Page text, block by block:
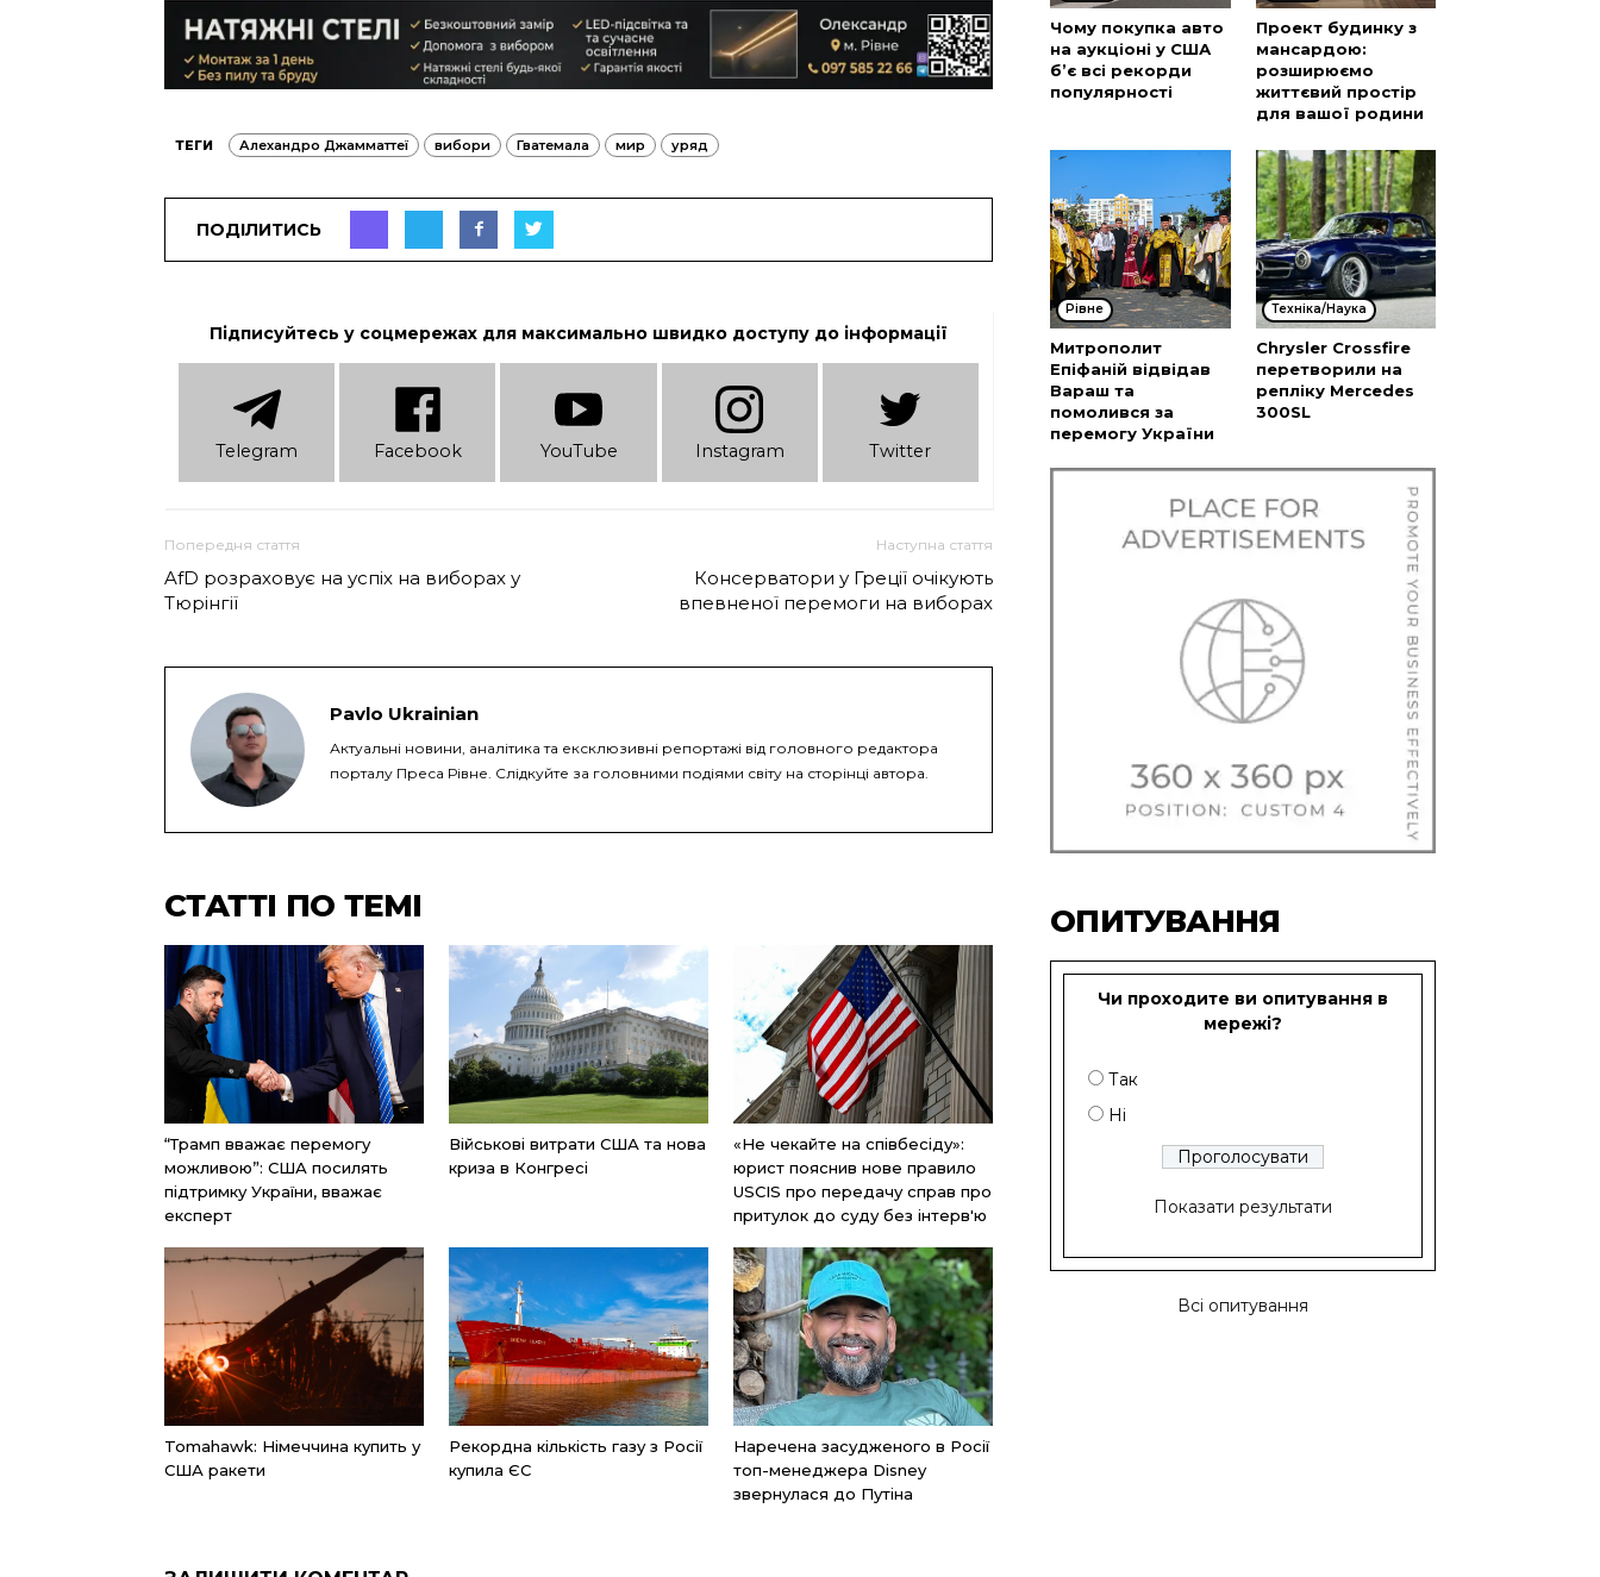
ТЕГИ Алехандро Джамматтеї вибори Гватемала мир уряд
ПОДІЛИТИСЬ
Підписуйтесь у соцмережах для максимально швидко доступу до інформації
Telеgram Facebook YouTube Instagram Twitter
Попередня стаття
AfD розраховує на успіх на виборах у
Тюрінгії
Наступна стаття
Консерватори у Греції очікують
впевненої перемоги на виборах
Pavlo Ukrainian
Актуальні новини, аналітика та ексклюзивні репортажі від головного редактора
порталу Преса Рівне. Слідкуйте за головними подіями світу на сторінці автора.
СТАТТІ ПО ТЕМІ
“Трамп вважає перемогу
можливою”: США посилять
підтримку України, вважає
експерт
Військові витрати США та нова
криза в Конгресі
«Не чекайте на співбесіду»:
юрист пояснив нове правило
USCIS про передачу справ про
притулок до суду без інтерв'ю
Tomahawk: Німеччина купить у
США ракети
Рекордна кількість газу з Росії
купила ЄС
Наречена засудженого в Росії
топ-менеджера Disney
звернулася до Путіна
Чому покупка авто
на аукціоні у США
б’є всі рекорди
популярності
Проект будинку з
мансардою:
розширюємо
життєвий простір
для вашої родини
Рівне
Митрополит
Епіфаній відвідав
Вараш та
помолився за
перемогу України
Техніка/Наука
Chrysler Crossfire
перетворили на
репліку Mercedes
300SL
ОПИТУВАННЯ
Чи проходите ви опитування в
мережі?
Так
Ні
Показати результати
Всі опитування